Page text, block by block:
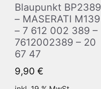
Blaupunkt BP2389
– MASERATI M139
– 7 612 002 389 –
7612002389 – 20
67 47
9,90 €